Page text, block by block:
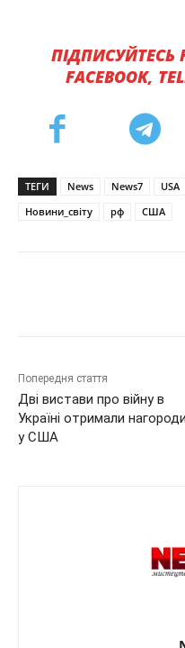
ПІДПИСУЙТЕСЬ
FACEBOOK,
ТЕГИ News News7 USA
Новини_світу
рф США
Попередня стаття
Дві вистави про війну в
Україні отримали нагороди
у США